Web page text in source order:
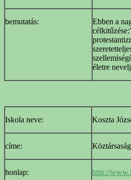
bemutatás:
Ebben a
életre
Iskola neve: Koszta
címe:
honlap: http://